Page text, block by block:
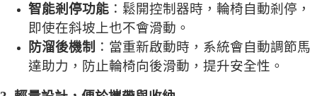
智能剎停功能 ：鬆開控制器時，輪椅自動剎停，
即使在斜坡上也不會滑動。
防溜後機制 ：當重新啟動時，系統會自動調節馬
達助力，防止輪椅向後滑動，提升安全性。